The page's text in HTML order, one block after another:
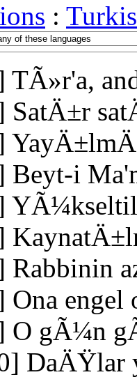
:
TÃ»r'a,
SatÄ±r
Beyt-i
Rabbinin
Ona
O gÃ¼n